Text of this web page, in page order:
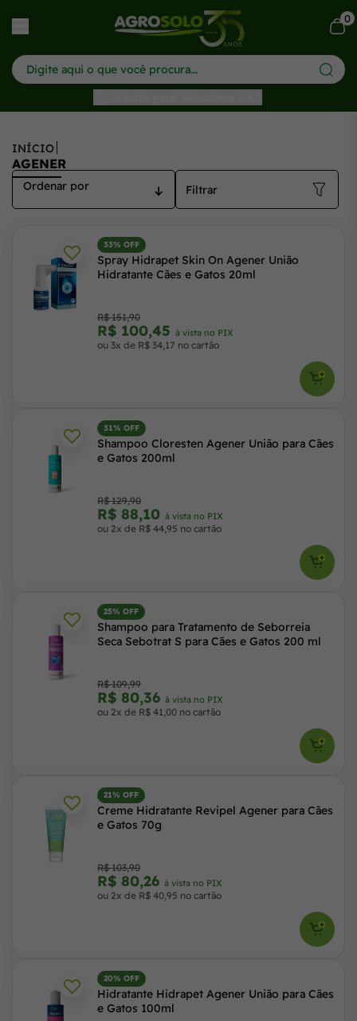
0
INÍCIO
AGENER
Filtrar
33% OFF
Spray Hidrapet Skin On Agener União
Hidratante Cães e Gatos 20ml
R$ 151,90
R$ 100,45 à vista no PIX
ou 3x de R$ 34,17 no cartão
31% OFF
Shampoo Cloresten Agener União para Cães
e Gatos 200ml
R$ 129,90
R$ 88,10 à vista no PIX
ou 2x de R$ 44,95 no cartão
25% OFF
Shampoo para Tratamento de Seborreia
Seca Sebotrat S para Cães e Gatos 200 ml
R$ 109,99
R$ 80,36 à vista no PIX
ou 2x de R$ 41,00 no cartão
21% OFF
Creme Hidratante Revipel Agener para Cães
e Gatos 70g
R$ 103,90
R$ 80,26 à vista no PIX
ou 2x de R$ 40,95 no cartão
20% OFF
Hidratante Hidrapet Agener União para Cães
e Gatos 100ml